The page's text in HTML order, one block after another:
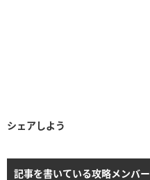
シェアしよう
記事を書いている攻略メンバー